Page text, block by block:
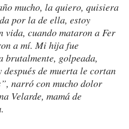
mucho, la quiero, quisiera
por la de ella, estoy
vida, cuando mataron a Fer
a mí. Mi hija fue
brutalmente, golpeada,
después de muerta le cortan
narró con mucho dolor
Velarde, mamá de